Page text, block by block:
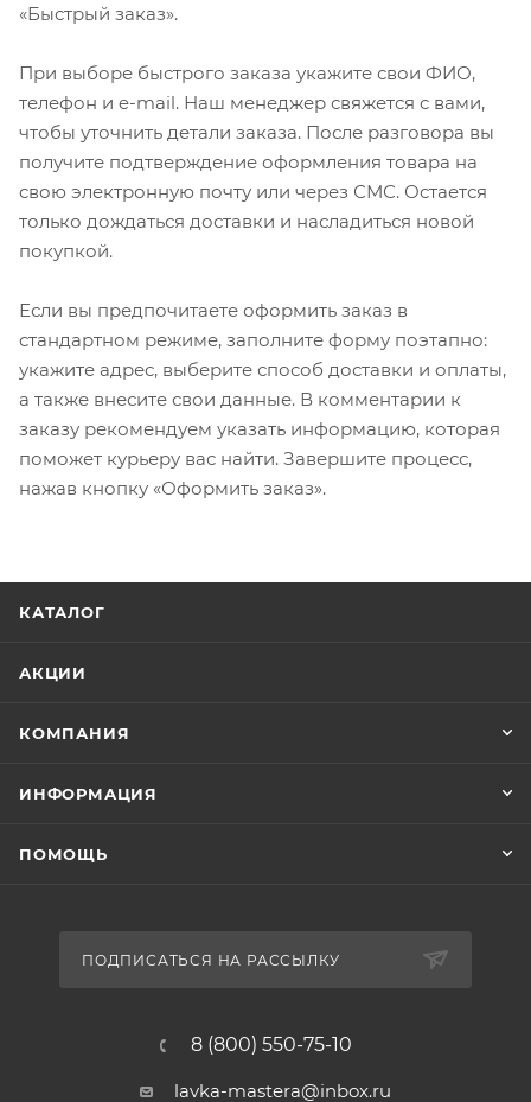
«Быстрый заказ».
При выборе быстрого заказа укажите свои ФИО,
телефон и e-mail. Наш менеджер свяжется с вами,
чтобы уточнить детали заказа. После разговора вы
получите подтверждение оформления товара на
свою электронную почту или через СМС. Остается
только дождаться доставки и насладиться новой
покупкой.
Если вы предпочитаете оформить заказ в
стандартном режиме, заполните форму поэтапно:
укажите адрес, выберите способ доставки и оплаты,
а также внесите свои данные. В комментарии к
заказу рекомендуем указать информацию, которая
поможет курьеру вас найти. Завершите процесс,
нажав кнопку «Оформить заказ».
КАТАЛОГ
АКЦИИ
КОМПАНИЯ
ИНФОРМАЦИЯ
ПОМОЩЬ
ПОДПИСАТЬСЯ НА РАССЫЛКУ
8 (800) 550-75-10
lavka-mastera@inbox.ru